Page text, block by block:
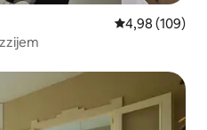
Prosječna
4,98 (109)
„Odabrali gosti”